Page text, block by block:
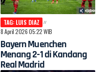
TAG: LUIS DIAZ
8 April 2026 05:22 WIB
Bayern Muenchen
Menang 2-1 di Kandang
Real Madrid